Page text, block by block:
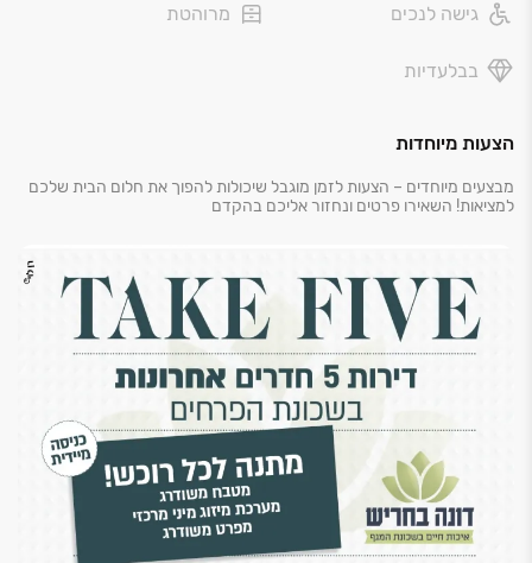
גישה לנכים מרוהטת
בבלעדיות
הצעות מיוחדות
מבצעים מיוחדים – הצעות לזמן מוגבל שיכולות להפוך את חלום הבית שלכם
למציאות! השאירו פרטים ונחזור אליכם בהקדם